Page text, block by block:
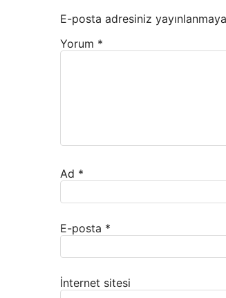
E-posta adresiniz
Yorum *
Ad *
E-posta *
İnternet sitesi